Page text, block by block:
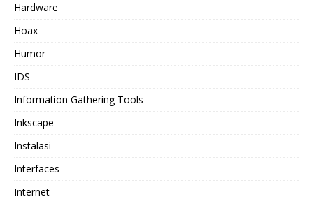
Hardware
Hoax
Humor
IDS
Information Gathering Tools
Inkscape
Instalasi
Interfaces
Internet